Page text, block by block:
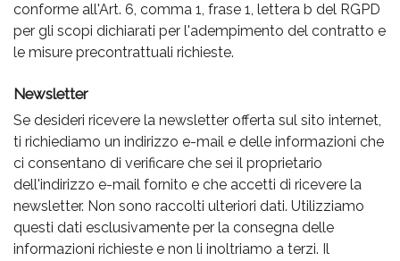
conforme all'Art. 6, comma 1, frase 1, lettera b del RGPD
per gli scopi dichiarati per l'adempimento del contratto e
le misure precontrattuali richieste.
Newsletter
Se desideri ricevere la newsletter offerta sul sito internet,
ti richiediamo un indirizzo e-mail e delle informazioni che
ci consentano di verificare che sei il proprietario
dell'indirizzo e-mail fornito e che accetti di ricevere la
newsletter. Non sono raccolti ulteriori dati. Utilizziamo
questi dati esclusivamente per la consegna delle
informazioni richieste e non li inoltriamo a terzi. Il